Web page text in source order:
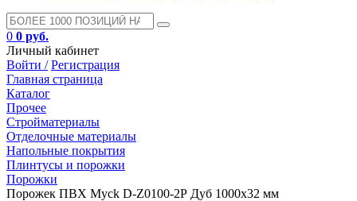
0 0 руб.
Личный кабинет
Войти / Регистрация
Главная страница
Каталог
Прочее
Стройматериалы
Отделочные материалы
Напольные покрытия
Плинтусы и порожки
Порожки
Порожек ПВХ Myck D-Z0100-2Р Дуб 1000х32 мм